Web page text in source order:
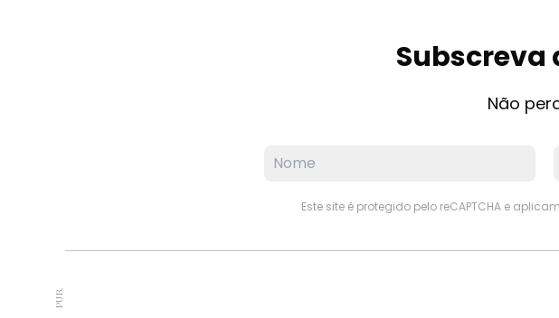
Subscreva
Não
Este site é protegido pelo reCAPTCHA e
PUB.